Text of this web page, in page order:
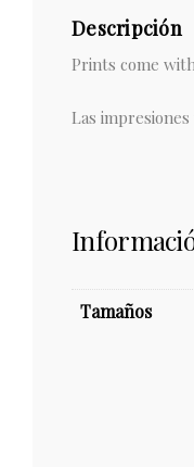
Descripción
Prints come
Las
Tamaños